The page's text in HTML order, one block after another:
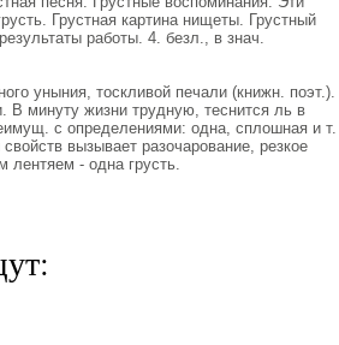
Грустная картина нищеты. Грустный
работы. 4. безл., в знач.
уныния, тоскливой печали (книжн. поэт.).
В минуту жизни трудную, теснится ль в
с определениями: одна, сплошная и т.
вызывает разочарование, резкое
лентяем - одна грусть.